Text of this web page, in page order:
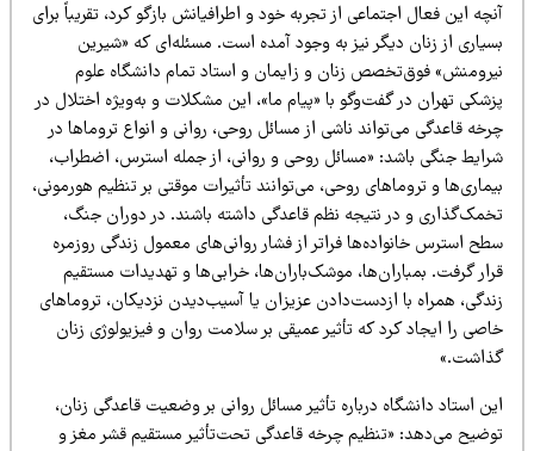
این فعال اجتماعی از تجربه خود و اطرافیانش بازگو کرد، تقریباً برای
از زنان دیگر نیز به وجود آمده است. مسئله‌ای که «شیرین
فوق‌تخصص زنان و زایمان و استاد تمام دانشگاه علوم
تهران در گفت‌وگو با «پیام ما»، این مشکلات و به‌ویژه اختلال در
قاعدگی می‌تواند ناشی از مسائل روحی، روانی و انواع تروماها در
جنگی باشد: «مسائل روحی و روانی، از جمله استرس، اضطراب،
و تروماهای روحی، می‌توانند تأثیرات موقتی بر تنظیم هورمونی،
و در نتیجه نظم قاعدگی داشته باشند. در دوران جنگ،
استرس خانواده‌ها فراتر از فشار روانی‌های معمول زندگی روزمره
گرفت. بمباران‌ها، موشک‌باران‌ها، خرابی‌ها و تهدیدات مستقیم
همراه با ازدست‌دادن عزیزان یا آسیب‌دیدن نزدیکان، تروماهای
را ایجاد کرد که تأثیر عمیقی بر سلامت روان و فیزیولوژی زنان
استاد دانشگاه درباره تأثیر مسائل روانی بر وضعیت قاعدگی زنان،
می‌دهد: «تنظیم چرخه قاعدگی تحت‌تأثیر مستقیم قشر مغز و